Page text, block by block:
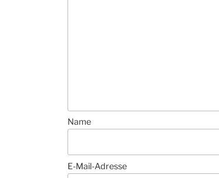
Name
E-Mail-Adresse